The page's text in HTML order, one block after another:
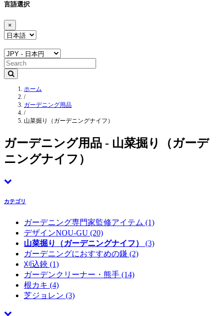
言語選択
×
ホーム
/
ガーデニング用品
/
山菜掘り（ガーデニングナイフ）
ガーデニング用品 - 山菜掘り（ガーデ
ニングナイフ）
カテゴリ
ガーデニング専門家監修アイテム (1)
デザインNOU-GU (20)
山菜掘り（ガーデニングナイフ）
(3)
ガーデニングにおすすめの鎌 (2)
刈込鋏 (1)
ガーデンクリーナー・熊手 (14)
根カキ (4)
芝ジョレン (3)